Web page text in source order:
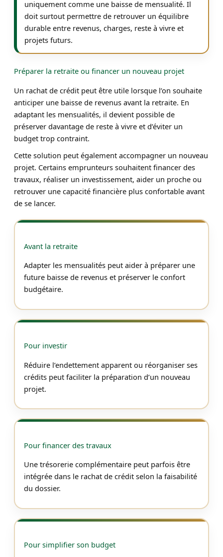
uniquement comme une baisse de mensualité. Il
doit surtout permettre de retrouver un équilibre
durable entre revenus, charges, reste à vivre et
projets futurs.
Préparer la retraite ou financer un nouveau projet
Un rachat de crédit peut être utile lorsque l’on souhaite
anticiper une baisse de revenus avant la retraite. En
adaptant les mensualités, il devient possible de
préserver davantage de reste à vivre et d’éviter un
budget trop contraint.
Cette solution peut également accompagner un nouveau
projet. Certains emprunteurs souhaitent financer des
travaux, réaliser un investissement, aider un proche ou
retrouver une capacité financière plus confortable avant
de se lancer.
Avant la retraite
Adapter les mensualités peut aider à préparer une
future baisse de revenus et préserver le confort
budgétaire.
Pour investir
Réduire l’endettement apparent ou réorganiser ses
crédits peut faciliter la préparation d’un nouveau
projet.
Pour financer des travaux
Une trésorerie complémentaire peut parfois être
intégrée dans le rachat de crédit selon la faisabilité
du dossier.
Pour simplifier son budget